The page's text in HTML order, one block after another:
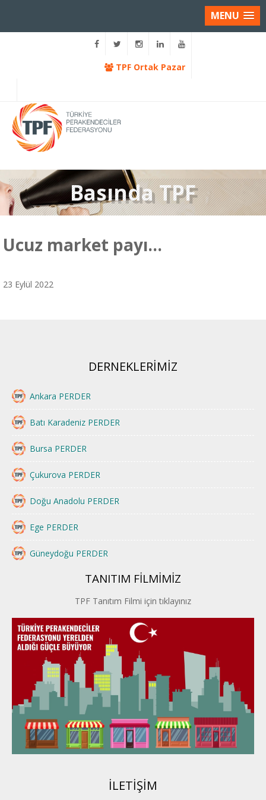
MENU
TPF Ortak Pazar
Basında TPF
Ucuz market payı…
23 Eylül 2022
DERNEKLERİMİZ
Ankara PERDER
Batı Karadeniz PERDER
Bursa PERDER
Çukurova PERDER
Doğu Anadolu PERDER
Ege PERDER
Güneydoğu PERDER
İstanbul PERDER
İpek Yolu PERDER
Kayseri PERDER
Karadeniz Perder
Konya PERDER
Van PERDER
BEYPER
TANITIM FİLMİMİZ
TPF Tanıtım Filmi için tıklayınız
İLETİŞİM